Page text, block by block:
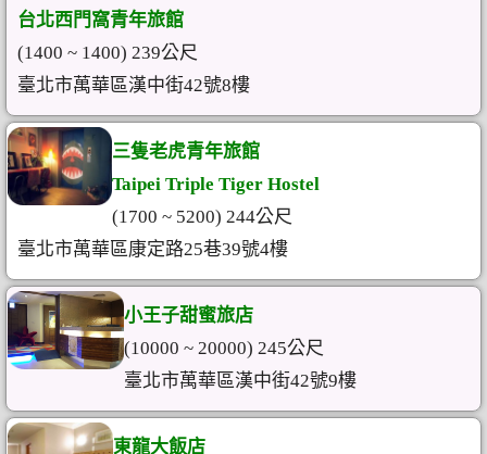
台北西門窩青年旅館
(1400 ~ 1400) 239公尺
臺北市萬華區漢中街42號8樓
三隻老虎青年旅館
Taipei Triple Tiger Hostel
(1700 ~ 5200) 244公尺
臺北市萬華區康定路25巷39號4樓
小王子甜蜜旅店
(10000 ~ 20000) 245公尺
臺北市萬華區漢中街42號9樓
東龍大飯店